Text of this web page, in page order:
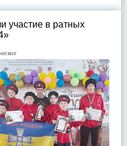
участие в ратных